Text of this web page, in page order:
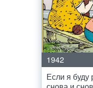
1942
Если я буду